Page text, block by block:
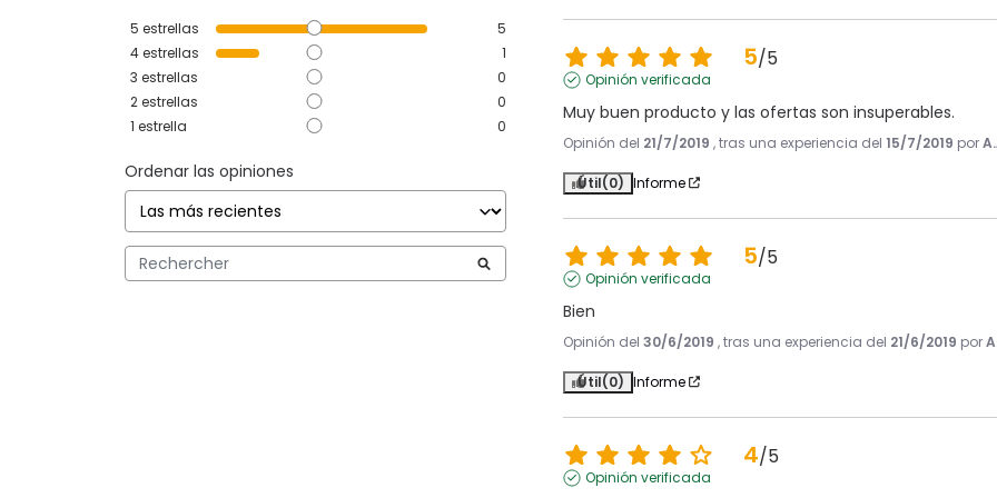
5 estrellas
5
4estrellas
1
3 estrellas
0
2estrellas
0
1 estrella 0
Ordenar las opiniones
5/5
Opinión verificada
Muy buen producto y las ofertas son insuperables.
Opinión del 21/7/2019 , tras una experiencia del 15/7/2019 por
Útil(0) Informe
5/5
Opinión verificada
Bien
Opinión del30/6/2019 , tras una experiencia del 21/6/2019 por
Útil(0) Informe
4/5
Opinión verificada